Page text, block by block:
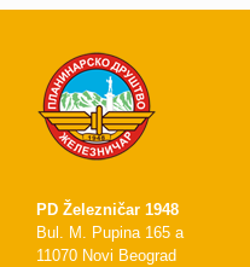
PD Železničar 1948
Bul. M. Pupina 165 a
11070 Novi Beograd